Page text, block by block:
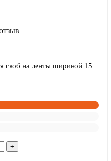
скоб на ленты шириной 15
+